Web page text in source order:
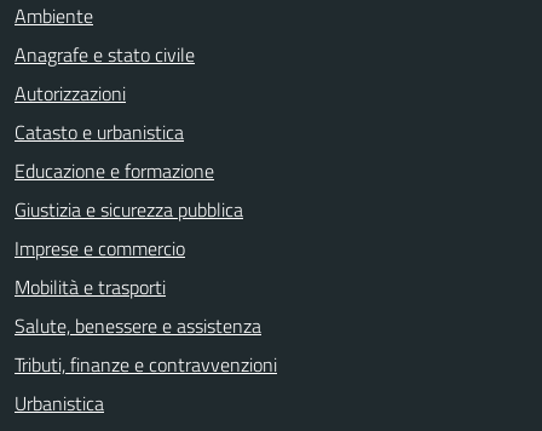
Ambiente
Anagrafe e stato civile
Autorizzazioni
Catasto e urbanistica
Educazione e formazione
Giustizia e sicurezza pubblica
Imprese e commercio
Mobilità e trasporti
Salute, benessere e assistenza
Tributi, finanze e contravvenzioni
Urbanistica